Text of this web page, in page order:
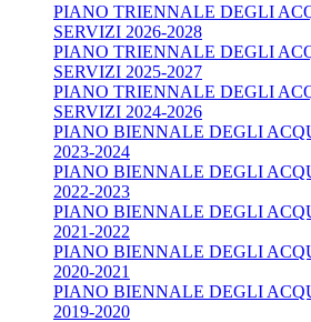
PIANO TRIENNALE DEGLI
SERVIZI 2026-2028
PIANO TRIENNALE DEGLI
SERVIZI 2025-2027
PIANO TRIENNALE DEGLI
SERVIZI 2024-2026
PIANO BIENNALE DEGLI
2023-2024
PIANO BIENNALE DEGLI
2022-2023
PIANO BIENNALE DEGLI
2021-2022
PIANO BIENNALE DEGLI
2020-2021
PIANO BIENNALE DEGLI
2019-2020